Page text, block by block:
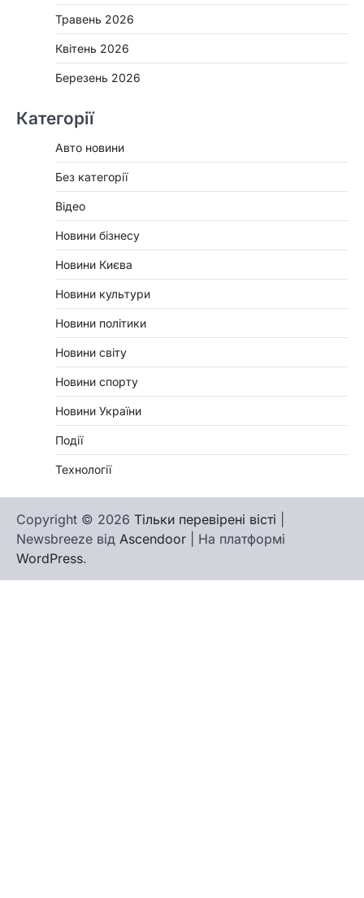
Травень 2026
Квітень 2026
Березень 2026
Категорії
Авто новини
Без категорії
Відео
Новини бізнесу
Новини Києва
Новини культури
Новини політики
Новини світу
Новини спорту
Новини України
Події
Технології
Copyright © 2026 Тільки перевірені вісті
Newsbreeze від Ascendoor | На платформі
WordPress.